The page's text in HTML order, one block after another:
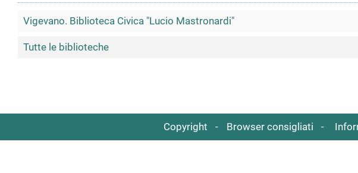
Vigevano. Biblioteca Civica "Lucio Mastronardi"
Tutte le biblioteche
Copyright Browser consigliati